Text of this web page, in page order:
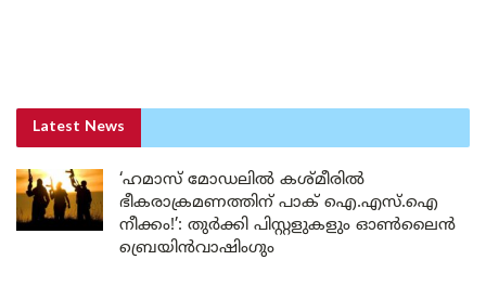
Latest News
‘ഹമാസ് മോഡലിൽ കശ്മീരിൽ
ഭീകരാക്രമണത്തിന് പാക് ഐ.എസ്.ഐ
നീക്കം!’: തുർക്കി പിസ്റ്റളുകളും ഓൺലൈൻ
ബ്രെയിൻവാഷിംഗും